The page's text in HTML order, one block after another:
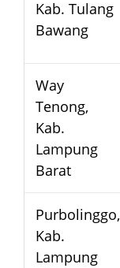
Kab. Tulang
Bawang
Way
Tenong,
Kab.
Lampung
Barat
Purbolinggo,
Kab.
Lampung